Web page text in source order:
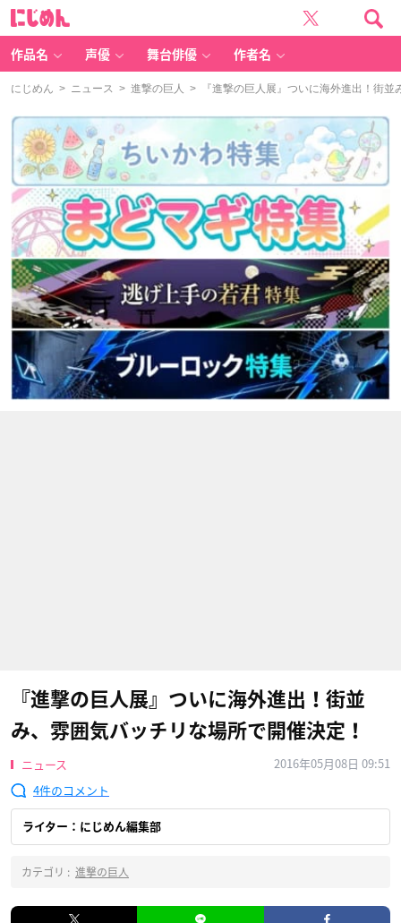
作品名 声優 舞台俳優 作者名
にじめん > ニュース > 進撃の巨人 > 『進撃の巨人展』ついに海外進出！街並
『進撃の巨人展』ついに海外進出！街並
み、雰囲気バッチリな場所で開催決定！
ニュース
2016年05月08日 09:51
4
ライター：にじめん編集部
カテゴリ : 進撃の巨人